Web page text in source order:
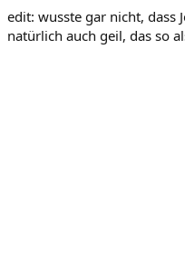
edit: wusste gar nicht, dass
natürlich auch geil, das so